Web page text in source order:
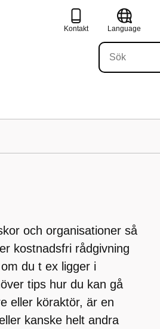
Kontakt Language
och organisationer så
kostnadsfri rådgivning
du t ex ligger i
tips hur du kan gå
eller köraktör, är en
kanske helt andra